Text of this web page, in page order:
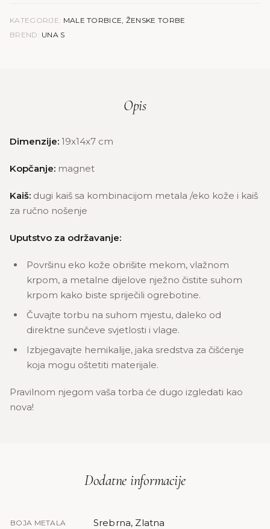
KATEGORIJE: MALE TORBICE, ŽENSKE TORBE
BREND: UNA S
Opis
Dimenzije: 19x14x7 cm
Kopčanje: magnet
Kaiš: dugi kaiš sa kombinacijom metala /eko kože i kaiš
za ručno nošenje
Uputstvo za održavanje:
Površinu eko kože obrišite mekom, vlažnom
krpom, a metalne dijelove nježno čistite suhom
krpom kako biste spriječili ogrebotine.
Čuvajte torbu na suhom mjestu, daleko od
direktne sunčeve svjetlosti i vlage.
Izbjegavajte hemikalije, jaka sredstva za čišćenje
koja mogu oštetiti materijale.
Pravilnom njegom vaša torba će dugo izgledati kao
nova!
Dodatne informacije
BOJA METALA Srebrna, Zlatna